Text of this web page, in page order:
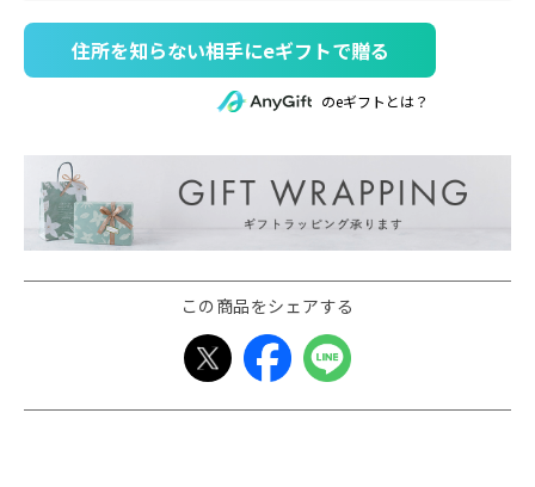
住所を知らない相手にeギフトで贈る
のeギフトとは？
この商品をシェアする